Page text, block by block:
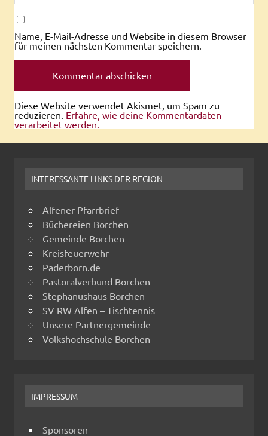
Name, E-Mail-Adresse und Website in diesem Browser
für meinen nächsten Kommentar speichern.
Diese Website verwendet Akismet, um Spam zu
reduzieren. Erfahre, wie deine Kommentardaten
verarbeitet werden.
INTERESSANTE LINKS DER REGION
Alfener Pfarrbrief
Büchereien Borchen
Gemeinde Borchen
Kreisfeuerwehr
Paderborn.de
Pastoralverbund Borchen
Stephanushaus Borchen
SV RW Alfen – Tischtennis
Unsere Partnergemeinde
Volkshochschule Borchen
IMPRESSUM
Sponsoren